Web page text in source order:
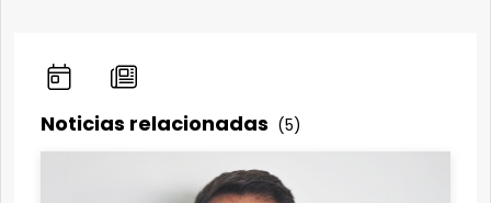
Noticias relacionadas (5)